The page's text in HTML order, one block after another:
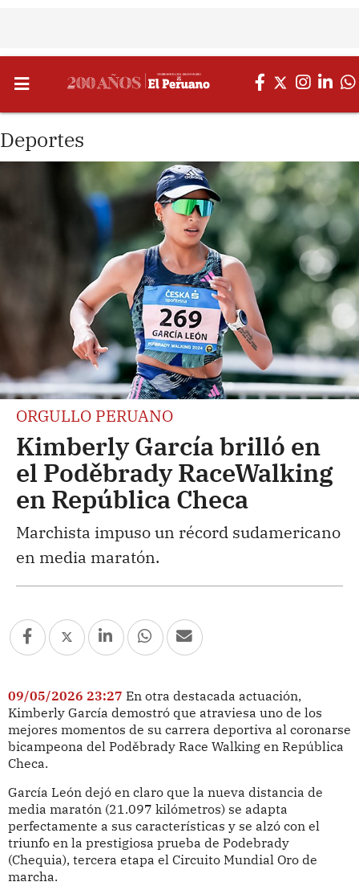
Deportes
ORGULLO PERUANO
Kimberly García brilló en
el Poděbrady RaceWalking
en República Checa
Marchista impuso un récord sudamericano
en media maratón.
09/05/2026 23:27 En otra destacada actuación,
Kimberly García demostró que atraviesa uno de los
mejores momentos de su carrera deportiva al coronarse
bicampeona del Poděbrady Race Walking en República
Checa.
García León dejó en claro que la nueva distancia de
media maratón (21.097 kilómetros) se adapta
perfectamente a sus características y se alzó con el
triunfo en la prestigiosa prueba de Podebrady
(Chequia), tercera etapa el Circuito Mundial Oro de
marcha.